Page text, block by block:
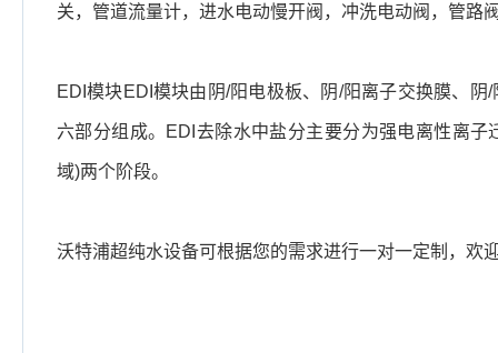
关，管道流量计，进水电动慢开阀，冲洗电动阀，管路
EDI模块EDI模块由阴/阳电极板、阴/阳离子交换膜、
六部分组成。EDI去除水中盐分主要分为强电离性离
域)两个阶段。
沃特浦超纯水设备可根据您的需求进行一对一定制，欢